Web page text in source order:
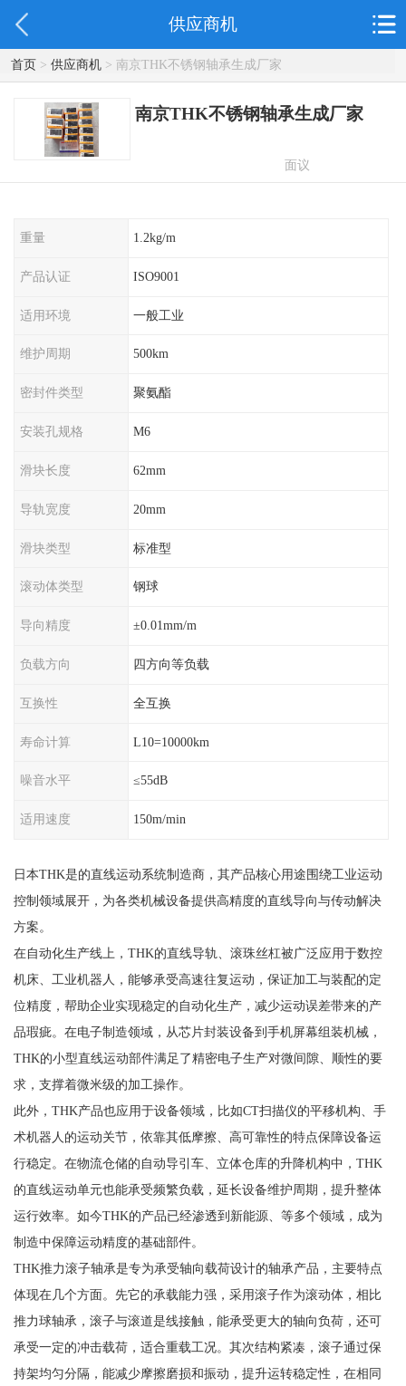
供应商机
首页> 供应商机> 南京THK不锈钢轴承生成厂家
南京THK不锈钢轴承生成厂家
面议
重量 1.2kg/m
产品认证 ISO9001
适用环境 一般工业
维护周期 500km
密封件类型 聚氨酯
安装孔规格 M6
滑块长度 62mm
导轨宽度 20mm
滑块类型 标准型
滚动体类型 钢球
导向精度 ±0.01mm/m
负载方向 四方向等负载
互换性 全互换
寿命计算 L10=10000km
噪音水平 ≤55dB
适用速度 150m/min
日本THK是的直线运动系统制造商，其产品核心用途围绕工业运动
控制领域展开，为各类机械设备提供高精度的直线导向与传动解决
方案。
在自动化生产线上，THK的直线导轨、滚珠丝杠被广泛应用于数控
机床、工业机器人，能够承受高速往复运动，保证加工与装配的定
位精度，帮助企业实现稳定的自动化生产，减少运动误差带来的产
品瑕疵。在电子制造领域，从芯片封装设备到手机屏幕组装机械，
THK的小型直线运动部件满足了精密电子生产对微间隙、顺性的要
求，支撑着微米级的加工操作。
此外，THK产品也应用于设备领域，比如CT扫描仪的平移机构、手
术机器人的运动关节，依靠其低摩擦、高可靠性的特点保障设备运
行稳定。在物流仓储的自动导引车、立体仓库的升降机构中，THK
的直线运动单元也能承受频繁负载，延长设备维护周期，提升整体
运行效率。如今THK的产品已经渗透到新能源、等多个领域，成为
制造中保障运动精度的基础部件。
THK推力滚子轴承是专为承受轴向载荷设计的轴承产品，主要特点
体现在几个方面。先它的承载能力强，采用滚子作为滚动体，相比
推力球轴承，滚子与滚道是线接触，能承受更大的轴向负荷，还可
承受一定的冲击载荷，适合重载工况。其次结构紧凑，滚子通过保
持架均匀分隔，能减少摩擦磨损和振动，提升运转稳定性，在相同